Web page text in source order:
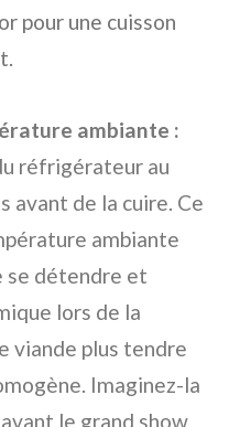
pour une cuisson
ambiante :
réfrigérateur au
avant de la cuire. Ce
ambiante
se détendre et
lors de la
viande plus tendre
Imaginez-la
le grand show